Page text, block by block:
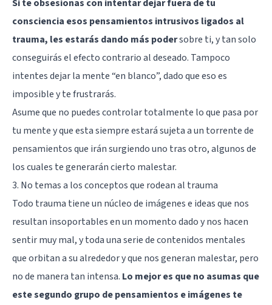
Si te obsesionas con intentar dejar fuera de tu
consciencia esos pensamientos intrusivos ligados al
trauma, les estarás dando más podersobre ti, y tan solo
conseguirás el efecto contrario al deseado. Tampoco
intentes dejar la mente “en blanco”, dado que eso es
imposible y te frustrarás.
Asume que no puedes controlar totalmente lo que pasa por
tu mente y que esta siempre estará sujeta a un torrente de
pensamientos que irán surgiendo uno tras otro, algunos de
los cuales te generarán cierto malestar.
3. No temas a los conceptos que rodean al trauma
Todo trauma tiene un núcleo de imágenes e ideas que nos
resultan insoportables en un momento dado y nos hacen
sentir muy mal, y toda una serie de contenidos mentales
que orbitan a su alrededor y que nos generan malestar, pero
no de manera tan intensa. Lo mejor es que no asumas que
este segundo grupo de pensamientos e imágenes te